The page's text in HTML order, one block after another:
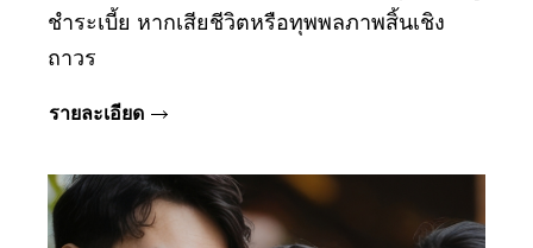
ชำระเบี้ย หากเสียชีวิตหรือทุพพลภาพสิ้นเชิง
ถาวร
รายละเอียด